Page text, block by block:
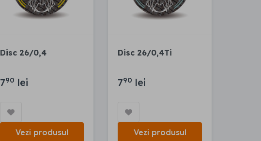
Disc 26/0,4
790 lei
Vezi produsul
Disc 26/0,4Ti
790 lei
Vezi produsul